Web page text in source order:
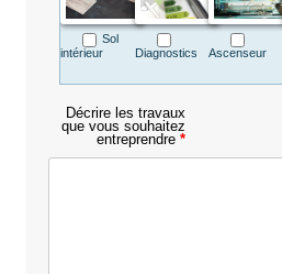
Sol
intérieur
Diagnostics Ascenseur
Décrire les travaux
que vous souhaitez
entreprendre